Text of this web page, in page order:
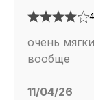
4
очень
вообще
11/04/26